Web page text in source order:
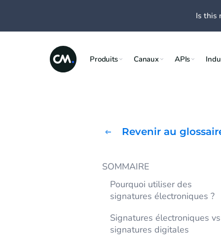
Produits Canaux APIs
Revenir au
SOMMAIRE
Pourquoi utiliser des
signatures électroniques ?
Signatures électroniques vs
signatures digitales
Is this